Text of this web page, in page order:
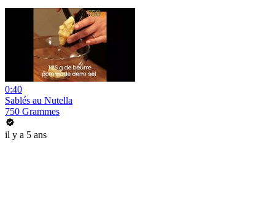
0:40
Sablés au Nutella
750 Grammes
il y a 5 ans